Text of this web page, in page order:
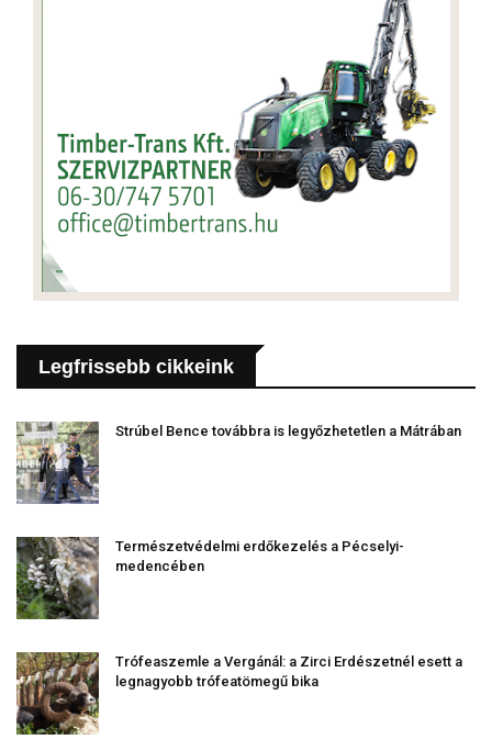
Legfrissebb cikkeink
Strúbel Bence továbbra is legyőzhetetlen a Mátrában
Természetvédelmi erdőkezelés a Pécselyi-
medencében
Trófeaszemle a Vergánál: a Zirci Erdészetnél esett a
legnagyobb trófeatömegű bika